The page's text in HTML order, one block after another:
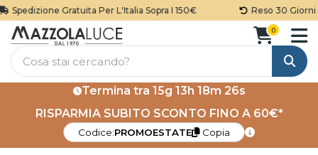
Spedizione Gratuita Per L'Italia Sopra I 150€ Reso 30 Giorni
Cerca
0
Termina tra 15g 13h 18m 26s
RISPARMIA SUBITO SCONTO FINO A 60€*
Codice:PROMOESTATE Copia